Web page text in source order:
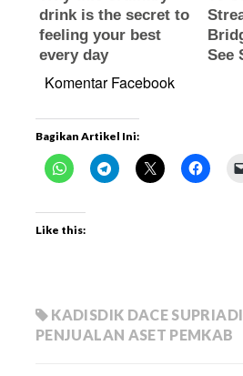
Komentar Facebook
Bagikan Artikel Ini:
Like this:
KADISDIK DACE SUPRIADI
PENJUALAN ASET PEMKAB